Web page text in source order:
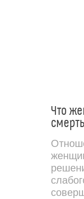
Что
смерть